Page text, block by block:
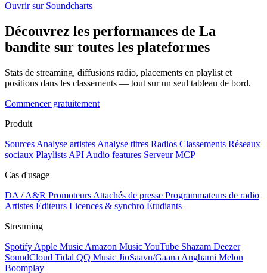
Ouvrir sur Soundcharts
Découvrez les performances de La
bandite sur toutes les plateformes
Stats de streaming, diffusions radio, placements en playlist et
positions dans les classements — tout sur un seul tableau de bord.
Commencer gratuitement
Produit
Sources Analyse artistes Analyse titres Radios Classements Réseaux
sociaux Playlists API Audio features Serveur MCP
Cas d'usage
DA / A&R Promoteurs Attachés de presse Programmateurs de radio
Artistes Éditeurs Licences & synchro Étudiants
Streaming
Spotify Apple Music Amazon MusicYouTube Shazam Deezer
SoundCloud Tidal QQ Music JioSaavn/Gaana Anghami Melon
Boomplay